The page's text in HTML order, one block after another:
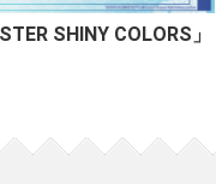
SHINY COLORS」